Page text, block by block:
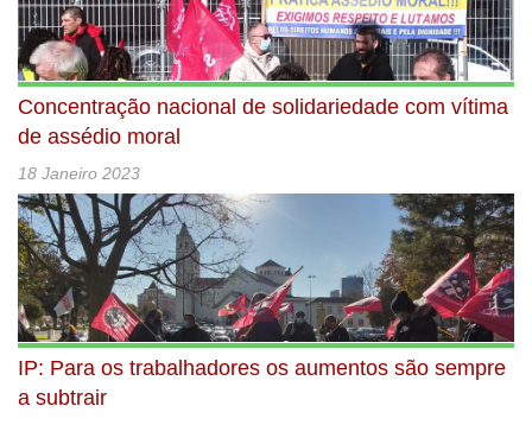
Concentração nacional de solidariedade com vítima
de assédio moral
18 Janeiro 2023
IP: Para os trabalhadores os aumentos são sempre
a subtrair